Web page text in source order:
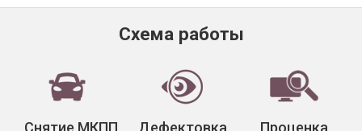
Схема работы
Снятие МКПП Дефектовка Проценка